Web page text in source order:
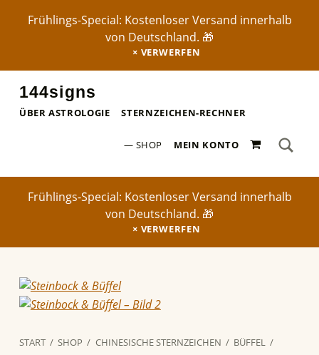
Frühlings-Special: Kostenloser Versand innerhalb
von Deutschland. 🎁
VERWERFEN
144signs
ÜBER ASTROLOGIE STERNZEICHEN-RECHNER
SHOP MEIN KONTO 0 ARTIKEL
Search for:
Frühlings-Special: Kostenloser Versand innerhalb
von Deutschland. 🎁
VERWERFEN
START / SHOP / CHINESISCHE STERNZEICHEN / BÜFFEL /